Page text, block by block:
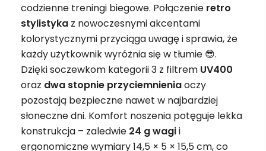
codzienne treningi biegowe. Połączenie retro
stylistyka z nowoczesnymi akcentami
kolorystycznymi przyciąga uwagę i sprawia, że
każdy użytkownik wyróżnia się w tłumie 😎.
Dzięki soczewkom kategorii 3 z filtrem UV400
oraz dwa stopnie przyciemnieniaoczy
pozostają bezpieczne nawet w najbardziej
słoneczne dni. Komfort noszenia potęguje lekka
konstrukcja – zaledwie 24 g wagii
ergonomiczne wymiary 14,5 × 5 × 15,5 cm, co